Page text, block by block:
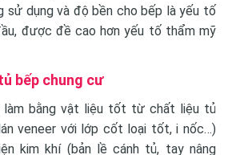
sử dụng và độ bền cho bếp là yếu tố
được đề cao hơn yếu tố thẩm mỹ
bếp chung cư
làm bằng vật liệu tốt từ chất liệu tủ
veneer với lớp cốt loại tốt, i nốc…)
kim khí (bản lề cánh tủ, tay nâng